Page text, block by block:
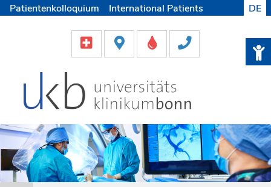
Patientenkolloquium
International Patients
Helfen & Spenden
Medien
DE